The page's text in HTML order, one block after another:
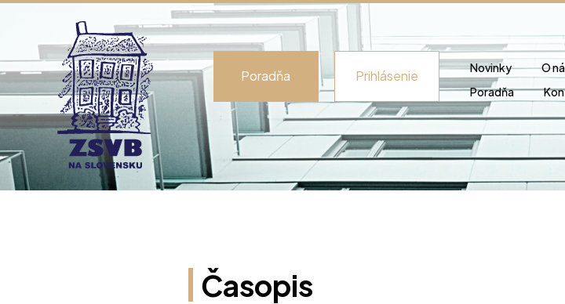
Poradňa Prihlásenie Novinky O
Poradňa
Časopis